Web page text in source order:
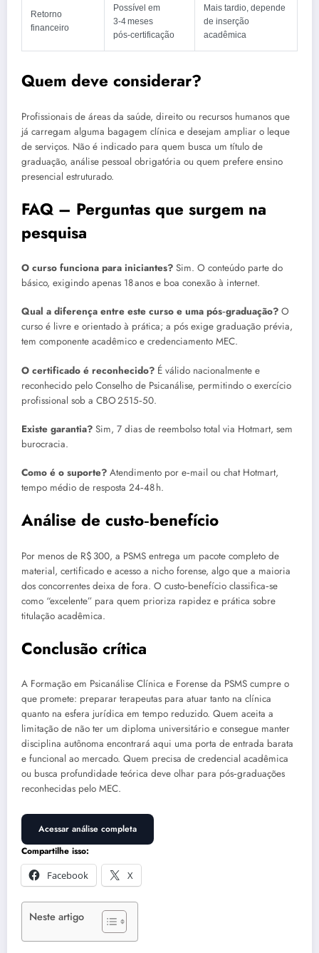
Retorno
financeiro
Possível em
3‑4 meses
pós‑certificação
Mais tardio, depende
de inserção
acadêmica
Quem deve considerar?
Profissionais de áreas da saúde, direito ou recursos humanos que
já carregam alguma bagagem clínica e desejam ampliar o leque
de serviços. Não é indicado para quem busca um título de
graduação, análise pessoal obrigatória ou quem prefere ensino
presencial estruturado.
FAQ – Perguntas que surgem na
pesquisa
O curso funciona para iniciantes? Sim. O conteúdo parte do
básico, exigindo apenas 18 anos e boa conexão à internet.
Qual a diferença entre este curso e uma pós‑graduação? O
curso é livre e orientado à prática; a pós exige graduação prévia,
tem componente acadêmico e credenciamento MEC.
O certificado é reconhecido? É válido nacionalmente e
reconhecido pelo Conselho de Psicanálise, permitindo o exercício
profissional sob a CBO 2515‑50.
Existe garantia? Sim, 7 dias de reembolso total via Hotmart, sem
burocracia.
Como é o suporte? Atendimento por e‑mail ou chat Hotmart,
tempo médio de resposta 24‑48 h.
Análise de custo‑benefício
Por menos de R$ 300, a PSMS entrega um pacote completo de
material, certificado e acesso a nicho forense, algo que a maioria
dos concorrentes deixa de fora. O custo‑benefício classifica‑se
como “excelente” para quem prioriza rapidez e prática sobre
titulação acadêmica.
Conclusão crítica
A Formação em Psicanálise Clínica e Forense da PSMS cumpre o
que promete: preparar terapeutas para atuar tanto na clínica
quanto na esfera jurídica em tempo reduzido. Quem aceita a
limitação de não ter um diploma universitário e consegue manter
disciplina autônoma encontrará aqui uma porta de entrada barata
e funcional ao mercado. Quem precisa de credencial acadêmica
ou busca profundidade teórica deve olhar para pós‑graduações
reconhecidas pelo MEC.
Acessar análise completa
Compartilhe isso:
Facebook
X
Neste artigo